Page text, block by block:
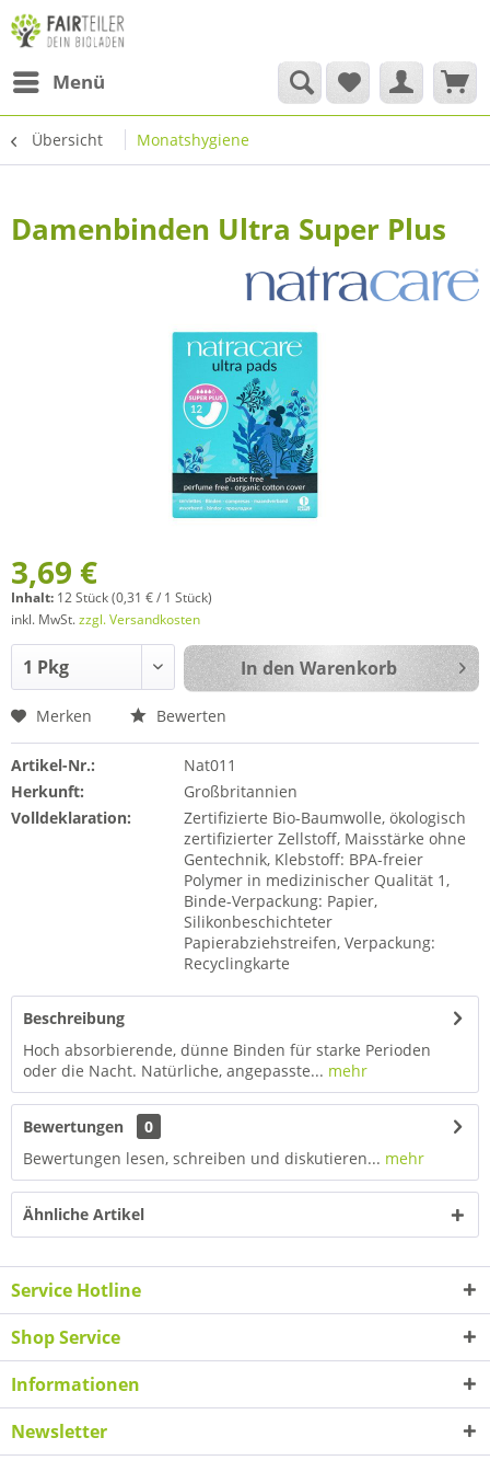
Menü
Übersicht Monatshygiene
Damenbinden Ultra Super Plus
3,69 €
Inhalt: 12 Stück (0,31 € / 1 Stück)
inkl. MwSt.zzgl. Versandkosten
In den Warenkorb
Merken Bewerten
Artikel-Nr.:
Nat011
Herkunft:
Großbritannien
Volldeklaration:
Zertifizierte Bio-Baumwolle, ökologisch
zertifizierter Zellstoff, Maisstärke ohne
Gentechnik, Klebstoff: BPA-freier
Polymer in medizinischer Qualität 1,
Binde-Verpackung: Papier,
Silikonbeschichteter
Papierabziehstreifen, Verpackung:
Recyclingkarte
Beschreibung
Hoch absorbierende, dünne Binden für starke Perioden
oder die Nacht. Natürliche, angepasste... mehr
Bewertungen
0
Bewertungen lesen, schreiben und diskutieren... mehr
Ähnliche Artikel
Service Hotline
Shop Service
Informationen
Newsletter